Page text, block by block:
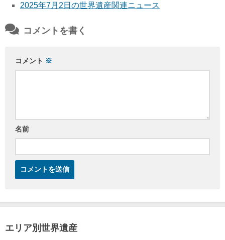
2025年7月2日の世界遺産関連ニュース
コメントを書く
コメント ※
名前
エリア別世界遺産